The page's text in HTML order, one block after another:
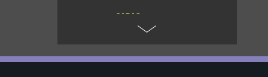
+CARAS
Gala 33 Aniversario de Caras:
fiesta en el Palacio
Reconquista